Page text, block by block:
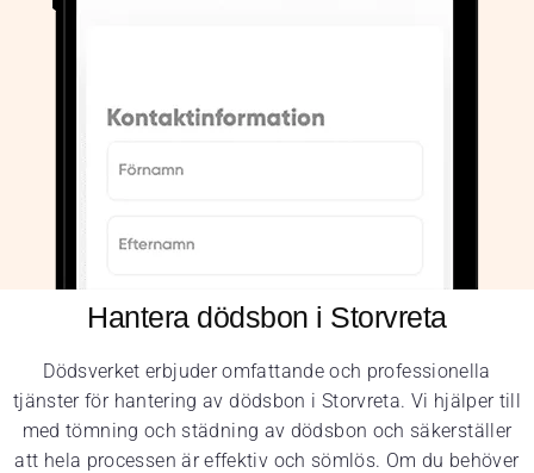
Hantera dödsbon i Storvreta
Dödsverket erbjuder omfattande och professionella
tjänster för hantering av dödsbon i Storvreta. Vi hjälper till
med tömning och städning av dödsbon och säkerställer
att hela processen är effektiv och sömlös. Om du behöver